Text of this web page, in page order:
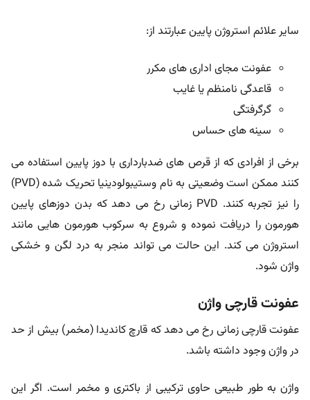
سایر علائم استروژن پایین عبارتند از:
عفونت مجای اداری های مکرر
قاعدگی نامنظم یا غایب
گرگرفتگی
سینه های حساس
برخی از افرادی که از قرص های ضدبارداری با دوز پایین استفاده می
کنند ممکن است وضعیتی به نام وستیبولودینیا تحریک شده (PVD)
را نیز تجربه کنند. PVD زمانی رخ می دهد که بدن دوزهای پایین
هورمون را دریافت نموده و شروع به سرکوب هورمون هایی مانند
استروژن می کند. این حالت می تواند منجر به درد لگن و خشکی
واژن شود.
عفونت قارچی واژن
عفونت قارچی زمانی رخ می دهد که قارچ کاندیدا (مخمر) بیش از حد
در واژن وجود داشته باشد.
واژن به طور طبیعی حاوی ترکیبی از باکتری و مخمر است. اگر این